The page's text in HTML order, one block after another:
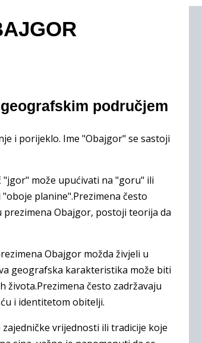
područjem
i porijeklo. Ime "Obajgor" se sastoji
može upućivati na "goru" ili
planine".Prezimena često
prezimena Obajgor, postoji teorija da
Obajgor možda živjeli u
geografska karakteristika može biti
često zadržavaju
i identitetom obitelji.
vrijednosti ili tradicije koje